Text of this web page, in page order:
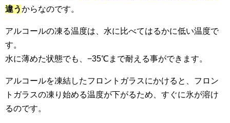
違うからなのです。
アルコールの凍る温度は、水に比べてはるかに低い温度で
す。
水に薄めた状態でも、−35℃まで耐える事ができます。
アルコールを凍結したフロントガラスにかけると、フロン
トガラスの凍り始める温度が下がるため、すぐに氷が溶け
るのです。